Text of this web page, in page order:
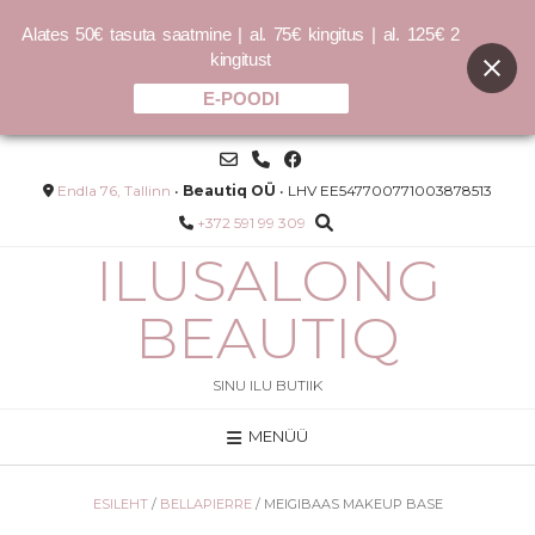
SHIMMER.SHINE
32.00€
320.00
Skip
contentEndla 76, Tallinn • Beautiq OÜ • LHV EE547700771003878513
+372 591 99 309
ILUSALONG
BEAUTIQ
SINU ILU BUTIIK
MENÜÜ
ESILEHT/ BELLAPIERRE/ MEIGIBAAS MAKEUP BASE
Alates 50€ tasuta saatmine | al. 75€ kingitus | al. 125€ 2
kingitust
E-POODI